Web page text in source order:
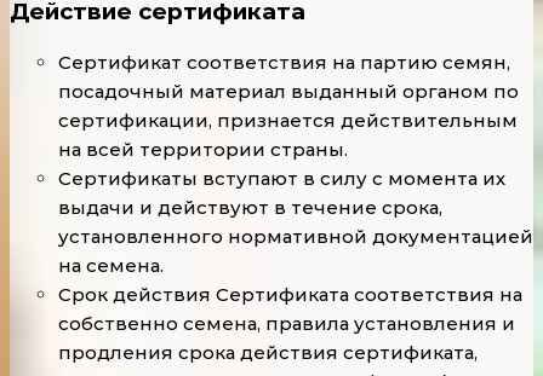
Действие сертификата
Сертификат соответствия на партию семян,
посадочный материал выданный органом по
сертификации, признается действительным
на всей территории страны.
Сертификаты вступают в силу с момента их
выдачи и действуют в течение срока,
установленного нормативной документацией
на семена.
Срок действия Сертификата соответствия на
собственно семена, правила установления и
продления срока действия сертификата,